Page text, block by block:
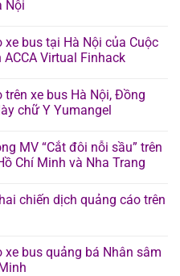
Nội
xe bus tại Hà Nội của Cuộc
Virtual Finhack
trên xe bus Hà Nội, Đồng
chữ Y Yumangel
MV “Cắt đôi nỗi sầu” trên
Chí Minh và Nha Trang
chiến dịch quảng cáo trên
xe bus quảng bá Nhân sâm